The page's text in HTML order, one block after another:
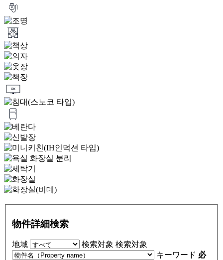
物件詳細検索
地域 検索対象 検索対象
キーワード 必